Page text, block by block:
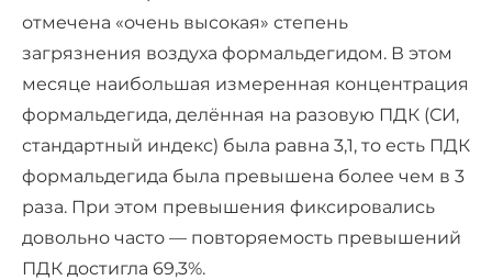
отмечена «очень высокая» степень
загрязнения воздуха формальдегидом. В этом
месяце наибольшая измеренная концентрация
формальдегида, делённая на разовую ПДК (СИ,
стандартный индекс) была равна 3,1, то есть ПДК
формальдегида была превышена более чем в 3
раза. При этом превышения фиксировались
довольно часто — повторяемость превышений
ПДК достигла 69,3%.